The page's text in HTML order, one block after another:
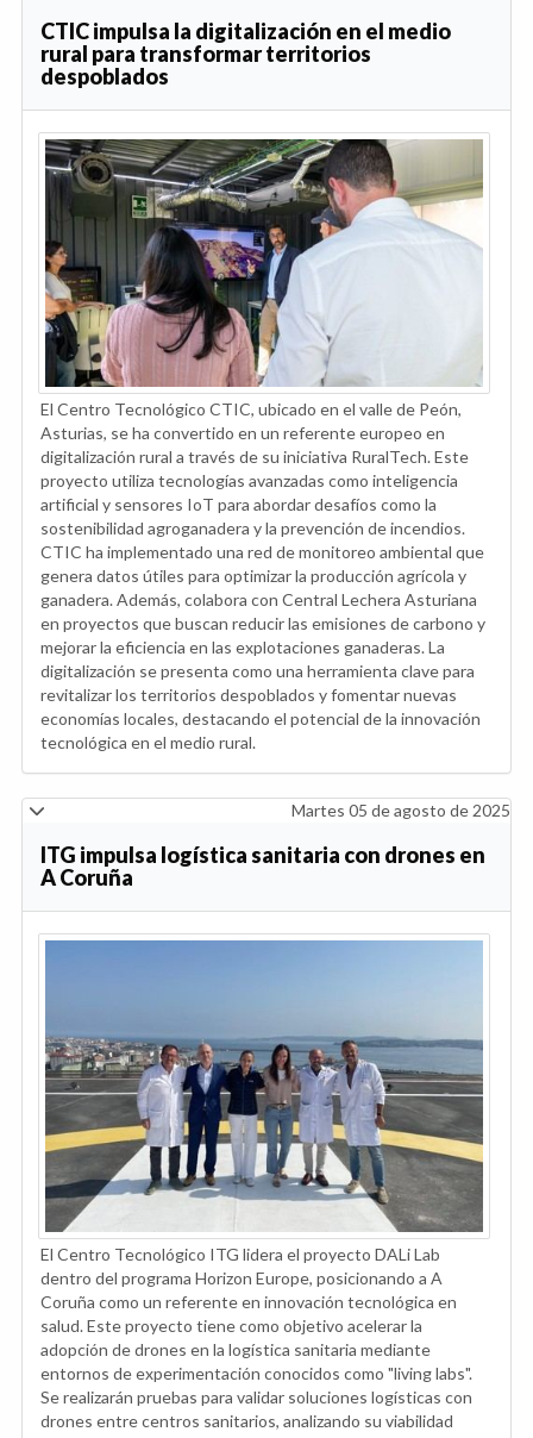
CTIC impulsa la digitalización en el medio
rural para transformar territorios
despoblados
El Centro Tecnológico CTIC, ubicado en el valle de Peón,
Asturias, se ha convertido en un referente europeo en
digitalización rural a través de su iniciativa RuralTech. Este
proyecto utiliza tecnologías avanzadas como inteligencia
artificial y sensores IoT para abordar desafíos como la
sostenibilidad agroganadera y la prevención de incendios.
CTIC ha implementado una red de monitoreo ambiental que
genera datos útiles para optimizar la producción agrícola y
ganadera. Además, colabora con Central Lechera Asturiana
en proyectos que buscan reducir las emisiones de carbono y
mejorar la eficiencia en las explotaciones ganaderas. La
digitalización se presenta como una herramienta clave para
revitalizar los territorios despoblados y fomentar nuevas
economías locales, destacando el potencial de la innovación
tecnológica en el medio rural.
Martes 05 de agosto de 2025
ITG impulsa logística sanitaria con drones en
A Coruña
El Centro Tecnológico ITG lidera el proyecto DALi Lab
dentro del programa Horizon Europe, posicionando a A
Coruña como un referente en innovación tecnológica en
salud. Este proyecto tiene como objetivo acelerar la
adopción de drones en la logística sanitaria mediante
entornos de experimentación conocidos como "living labs".
Se realizarán pruebas para validar soluciones logísticas con
drones entre centros sanitarios, analizando su viabilidad